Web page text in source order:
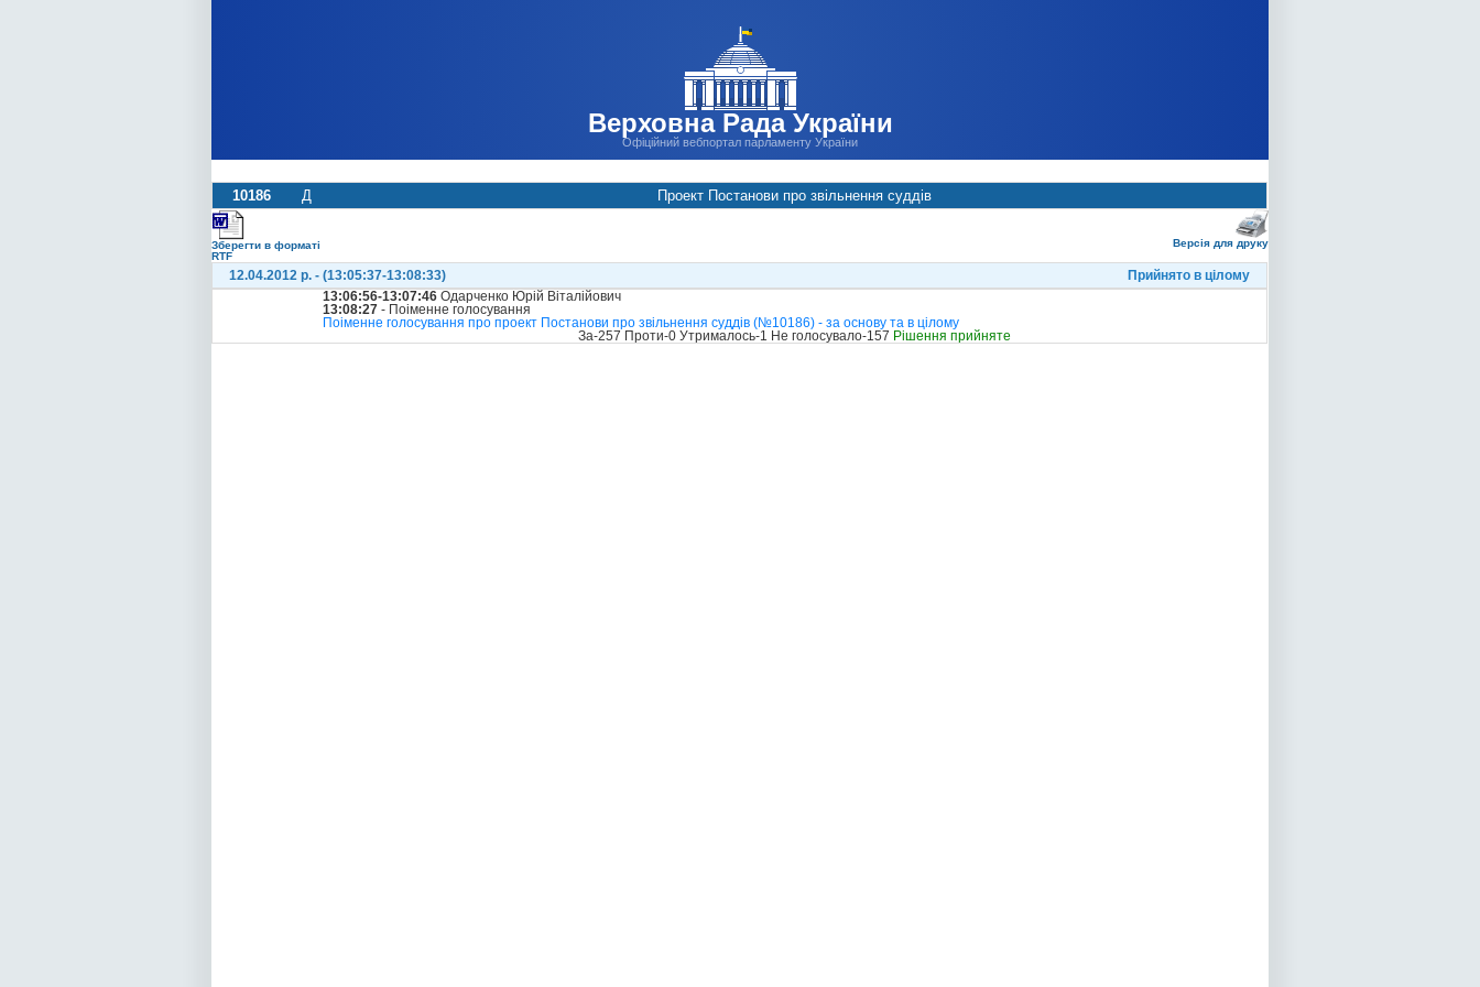
Верховна Рада України
Офіційний вебпортал парламенту України
10186 Д Проект Постанови про звільнення суддів
Зберегти в форматі
RTF
Версія для друку
12.04.2012 р. - (13:05:37-13:08:33)
Прийнято в цілому
13:06:56-13:07:46 Одарченко Юрій Віталійович
13:08:27 - Поіменне голосування
Поіменне голосування про проект Постанови про звільнення суддів (№10186) - за основу та в цілому
За-257 Проти-0 Утрималось-1 Не голосувало-157 Рішення прийняте